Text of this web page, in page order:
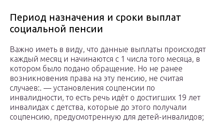
Период назначения и сроки выплат
социальной пенсии
Важно иметь в виду, что данные выплаты происходят
каждый месяц и начинаются с 1 числа того месяца, в
котором было подано обращение. Но не ранее
возникновения права на эту пенсию, не считая
случаев:. — установления соцпенсии по
инвалидности, то есть речь идёт о достигших 19 лет
инвалидах с детства, которые до этого получали
соцпенсию, предусмотренную для детей-инвалидов;